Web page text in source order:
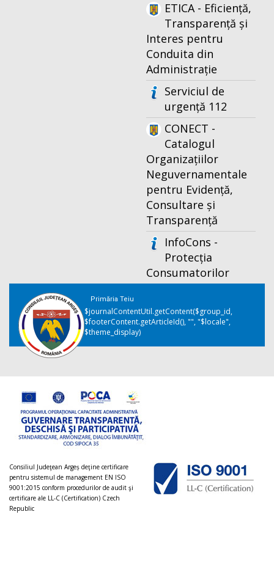
ETICA - Eficiență,
Transparență și
Interes pentru
Conduita din
Administrație
Serviciul de
urgență 112
CONECT -
Catalogul
Organizațiilor
Neguvernamentale
pentru Evidență,
Consultare și
Transparență
InfoCons -
Protecția
Consumatorilor
Primăria Teiu
$journalContentUtil.getContent($group_id,
$footerContent.getArticleId(), "", "$locale",
$theme_display)
Consiliul Judeţean Argeș deţine certificare
pentru sistemul de management EN ISO
9001:2015 conform procedurilor de audit şi
certificare ale LL-C (Certification) Czech
Republic